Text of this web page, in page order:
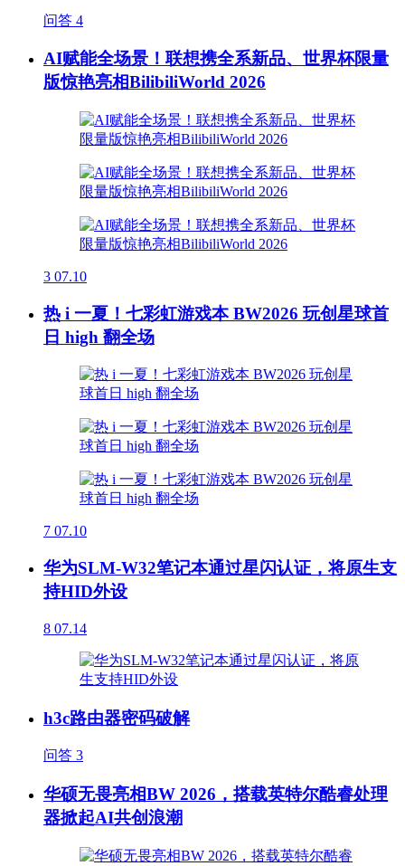
问答 4
AI赋能全场景！联想携全系新品、世界杯限量
版惊艳亮相BilibiliWorld 2026
3 07.10
热 i 一夏！七彩虹游戏本 BW2026 玩创星球首
日 high 翻全场
7 07.10
华为SLM-W32笔记本通过星闪认证，将原生支
持HID外设
8 07.14
h3c路由器密码破解
问答 3
华硕无畏亮相BW 2026，搭载英特尔酷睿处理
器掀起AI共创浪潮